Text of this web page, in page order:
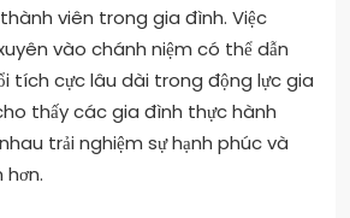
viên trong gia đình. Việc
vào chánh niệm có thể dẫn
tích cực lâu dài trong động lực gia
thấy các gia đình thực hành
trải nghiệm sự hạnh phúc và
hơn.